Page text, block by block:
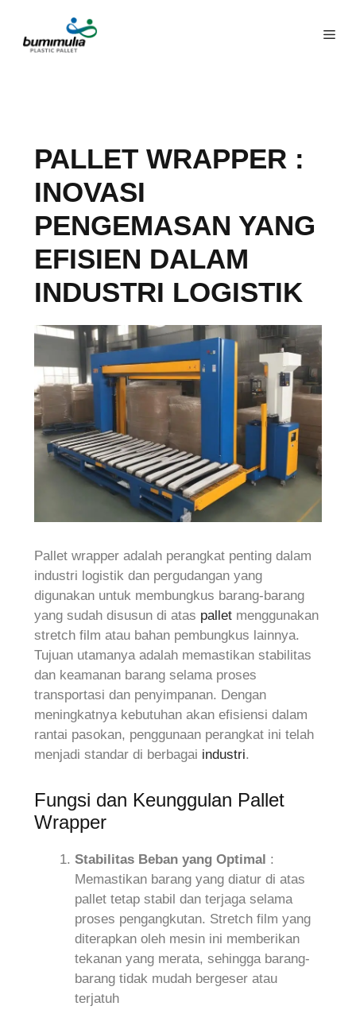
PALLET WRAPPER :
INOVASI
PENGEMASAN YANG
EFISIEN DALAM
INDUSTRI LOGISTIK
Pallet wrapper adalah perangkat penting dalam
industri logistik dan pergudangan yang
digunakan untuk membungkus barang-barang
yang sudah disusun di atas pallet menggunakan
stretch film atau bahan pembungkus lainnya.
Tujuan utamanya adalah memastikan stabilitas
dan keamanan barang selama proses
transportasi dan penyimpanan. Dengan
meningkatnya kebutuhan akan efisiensi dalam
rantai pasokan, penggunaan perangkat ini telah
menjadi standar di berbagai industri.
Fungsi dan Keunggulan Pallet
Wrapper
Stabilitas Beban yang Optimal :
Memastikan barang yang diatur di atas
pallet tetap stabil dan terjaga selama
proses pengangkutan. Stretch film yang
diterapkan oleh mesin ini memberikan
tekanan yang merata, sehingga barang-
barang tidak mudah bergeser atau
terjatuh